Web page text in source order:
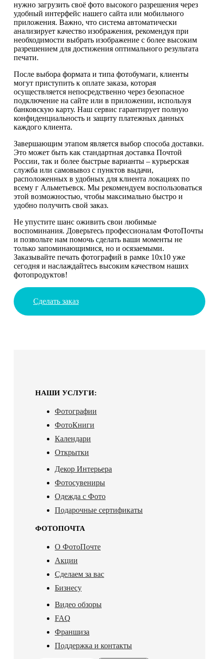
нужно загрузить своё фото высокого разрешения через
удобный интерфейс нашего сайта или мобильного
приложения. Важно, что система автоматически
анализирует качество изображения, рекомендуя при
необходимости выбрать изображение с более высоким
разрешением для достижения оптимального результата
печати.
После выбора формата и типа фотобумаги, клиенты
могут приступить к оплате заказа, которая
осуществляется непосредственно через безопасное
подключение на сайте или в приложении, используя
банковскую карту. Наш сервис гарантирует полную
конфиденциальность и защиту платежных данных
каждого клиента.
Завершающим этапом является выбор способа доставки.
Это может быть как стандартная доставка Почтой
России, так и более быстрые варианты – курьерская
служба или самовывоз с пунктов выдачи,
расположенных в удобных для клиента локациях по
всему г Альметьевск. Мы рекомендуем воспользоваться
этой возможностью, чтобы максимально быстро и
удобно получить свой заказ.
Не упустите шанс оживить свои любимые
воспоминания. Доверьтесь профессионалам ФотоПочты
и позвольте нам помочь сделать ваши моменты не
только запоминающимися, но и осязаемыми.
Заказывайте печать фотографий в рамке 10х10 уже
сегодня и наслаждайтесь высоким качеством наших
фотопродуктов!
Сделать заказ
НАШИ УСЛУГИ:
Фотографии
ФотоКниги
Календари
Открытки
Декор Интерьера
Фотосувениры
Одежда с Фото
Подарочные сертификаты
ФОТОПОЧТА
О ФотоПочте
Акции
Сделаем за вас
Бизнесу
Видео обзоры
FAQ
Франшиза
Поддержка и контакты